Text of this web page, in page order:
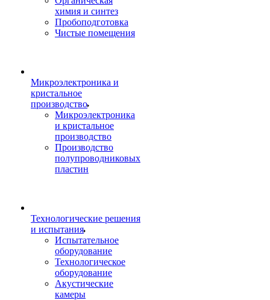
химия и синтез
Пробоподготовка
Чистые помещения
Микроэлектроника и
кристальное
производство
Микроэлектроника
и кристальное
производство
Производство
полупроводниковых
пластин
Технологические решения
и испытания
Испытательное
оборудование
Технологическое
оборудование
Акустические
камеры